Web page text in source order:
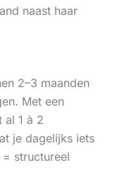
naast haar
2–3 maanden
Met een
al 1 à 2
je dagelijks iets
structureel